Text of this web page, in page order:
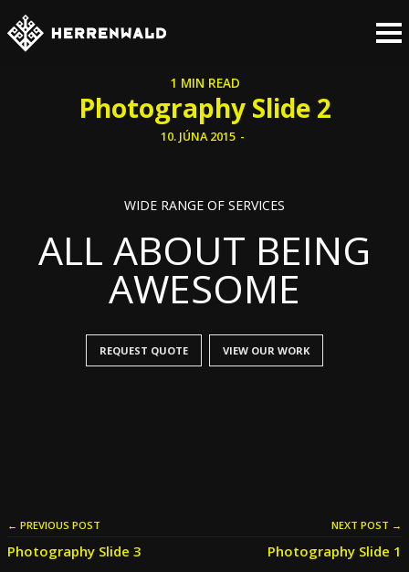
1 MIN READ
Photography Slide 2
10. JÚNA 2015 -
WIDE RANGE OF SERVICES
ALL ABOUT BEING
AWESOME
REQUEST QUOTE VIEW OUR WORK
← PREVIOUS POST
Photography Slide 3
NEXT POST →
Photography Slide 1